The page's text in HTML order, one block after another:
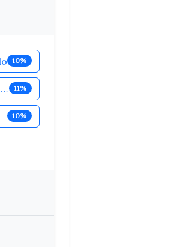
10%
Antigua Fábrica de Azúcar Nuestra Señora del Carmen 11%
10%